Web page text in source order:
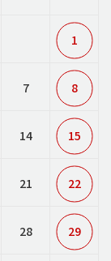
1
7 8
14 15
21 22
28 29